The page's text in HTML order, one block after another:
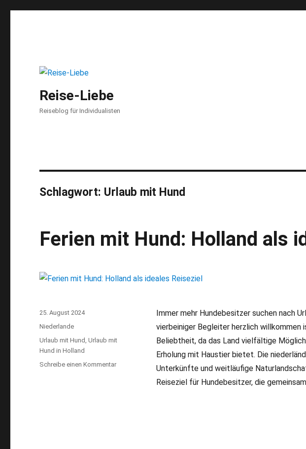
Reise-Liebe
Reiseblog für Individualisten
Schlagwort: Urlaub mit Hund
Ferien mit Hund: Holland als
Immer mehr Hundebesitzer suchen nach
vierbeiniger Begleiter herzlich
Beliebtheit, da das Land vielfältige
Erholung mit Haustier bietet. Die
Unterkünfte und weitläufige
Reiseziel für Hundebesitzer, die
Veröffentlicht
am
25. August 2024
Kategorien
Niederlande
Schlagwörter
Urlaub mit Hund ,Urlaub mit
Hund in Holland
Schreibe einen Kommentar